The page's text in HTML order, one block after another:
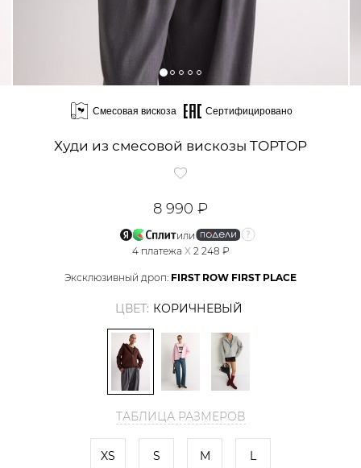
Смесовая вискоза Сертифицировано
Худи из смесовой вискозы TOPTOP
8 990 ₽
или
4 платежа X 2 248 ₽
Эксклюзивный дроп: FIRST ROW FIRST PLACE
ЦВЕТ: КОРИЧНЕВЫЙ
ТАБЛИЦА РАЗМЕРОВ
XS S M L